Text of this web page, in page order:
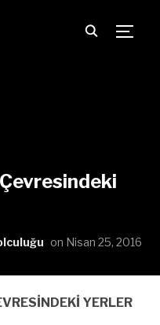
on Nisan 25, 2016
YERLER